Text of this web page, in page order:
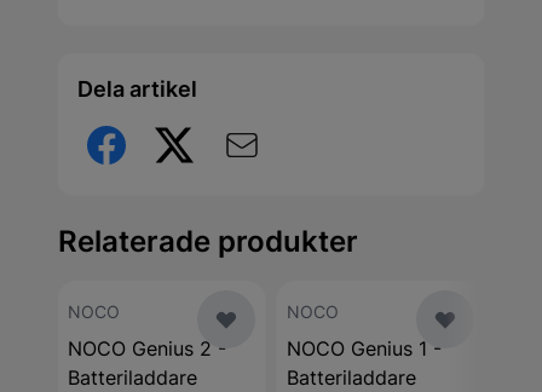
Dela artikel
Relaterade produkter
NOCO
NOCO Genius 2 -
Batteriladdare
NOCO
NOCO Genius 1 -
Batteriladdare